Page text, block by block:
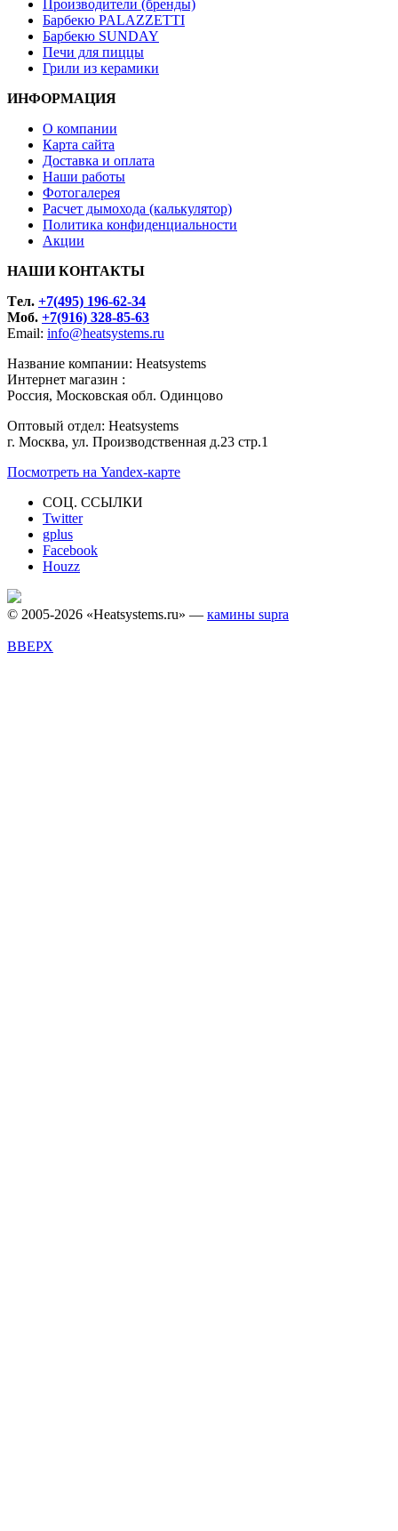
Производители (бренды)
Барбекю PALAZZETTI
Барбекю SUNDAY
Печи для пиццы
Грили из керамики
ИНФОРМАЦИЯ
О компании
Карта сайта
Доставка и оплата
Наши работы
Фотогалерея
Расчет дымохода (калькулятор)
Политика конфиденциальности
Акции
НАШИ КОНТАКТЫ
Tел. +7(495) 196-62-34
Моб. +7(916) 328-85-63
Email: info@heatsystems.ru
Название компании: Heatsystems
Интернет магазин :
Россия, Московская обл. Одинцово
Оптовый отдел: Heatsystems
г. Москва, ул. Производственная д.23 стр.1
Посмотреть на Yandex-карте
СОЦ. ССЫЛКИ
Twitter
gplus
Facebook
Houzz
© 2005-2026 «Heatsystems.ru» — камины supra
ВВЕРХ